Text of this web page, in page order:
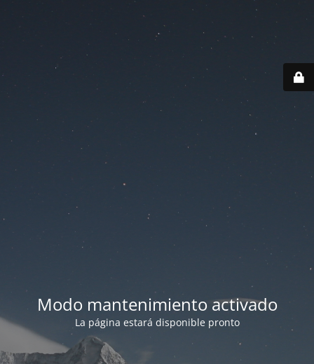
Modo mantenimiento activado
La página estará disponible pronto